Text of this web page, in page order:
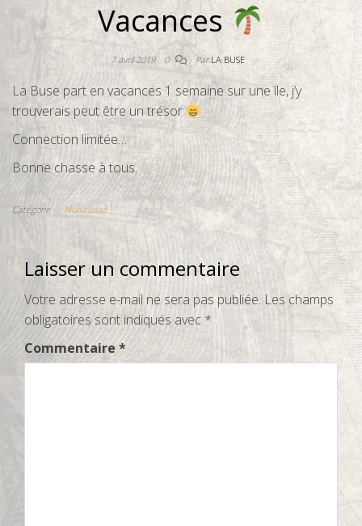
Vacances
7 avril 2019 0 ParLA BUSE
La Buse part en vacances 1 semaine sur une île, j’y
trouverais peut être un trésor
Connection limitée…
Bonne chasse à tous.
Catégorie Non classé
Laisser un commentaire
Votre adresse e-mail ne sera pas publiée. Les champs
obligatoires sont indiqués avec *
Commentaire *